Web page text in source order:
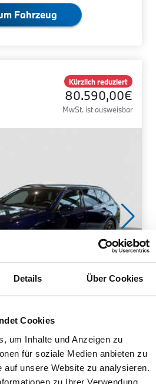
Details Über Cookies
Cookies
um Inhalte und Anzeigen zu
für soziale Medien anbieten zu
auf unsere Website zu analysieren.
zu Ihrer Verwendung
Fahrzeug
Kürzlich reduziert
80.590,00€
MwSt. ist ausweisbar
0km
inkl. MwSt.
2050kg